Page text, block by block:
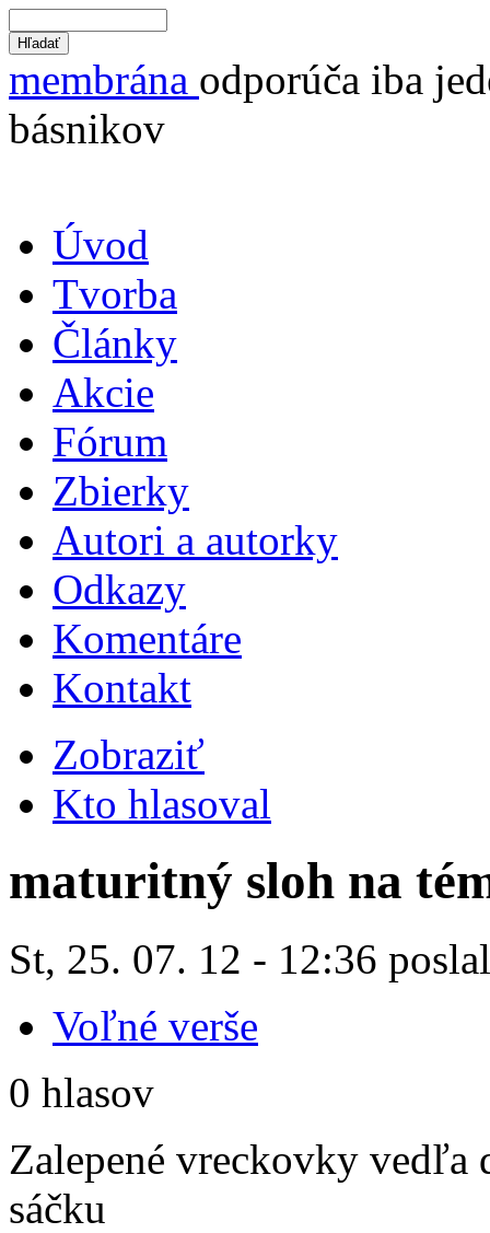
membrána odporúča iba
básnikov
Úvod
Tvorba
Články
Akcie
Fórum
Zbierky
Autori a autorky
Odkazy
Komentáre
Kontakt
Zobraziť
Kto hlasoval
maturitný sloh na
St, 25. 07. 12 - 12:36
Voľné verše
0 hlasov
Zalepené vreckovky vedľa
sáčku